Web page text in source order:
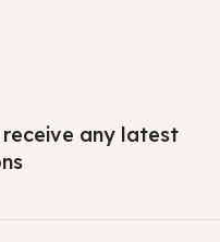
any latest